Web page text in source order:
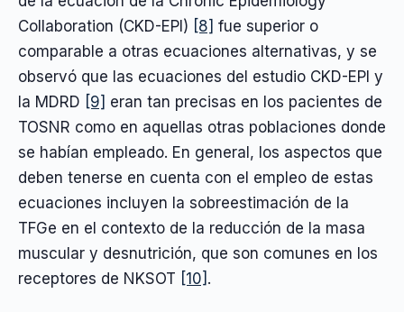
Collaboration (CKD-EPI) [8] fue superior o
comparable a otras ecuaciones alternativas, y se
observó que las ecuaciones del estudio CKD-EPI y
la MDRD [9] eran tan precisas en los pacientes de
TOSNR como en aquellas otras poblaciones donde
se habían empleado. En general, los aspectos que
deben tenerse en cuenta con el empleo de estas
ecuaciones incluyen la sobreestimación de la
TFGe en el contexto de la reducción de la masa
muscular y desnutrición, que son comunes en los
receptores de NKSOT [10] .